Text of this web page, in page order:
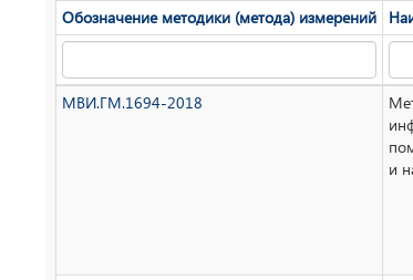
Обозначение методики (метода) измерений
МВИ.ГМ.1694-2018
и